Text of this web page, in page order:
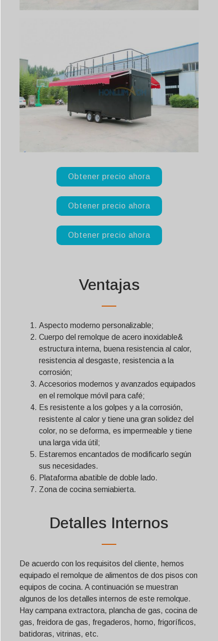
Obtener precio ahora
Obtener precio ahora
Obtener precio ahora
Ventajas
Aspecto moderno personalizable;
Cuerpo del remolque de acero inoxidable&
estructura interna, buena resistencia al calor,
resistencia al desgaste, resistencia a la
corrosión;
Accesorios modernos y avanzados equipados
en el remolque móvil para café;
Es resistente a los golpes y a la corrosión,
resistente al calor y tiene una gran solidez del
color, no se deforma, es impermeable y tiene
una larga vida útil;
Estaremos encantados de modificarlo según
sus necesidades.
Plataforma abatible de doble lado.
Zona de cocina semiabierta.
Detalles Internos
De acuerdo con los requisitos del cliente, hemos
equipado el remolque de alimentos de dos pisos con
equipos de cocina. A continuación se muestran
algunos de los detalles internos de este remolque.
Hay campana extractora, plancha de gas, cocina de
gas, freidora de gas, fregaderos, horno, frigoríficos,
batidoras, vitrinas, etc.